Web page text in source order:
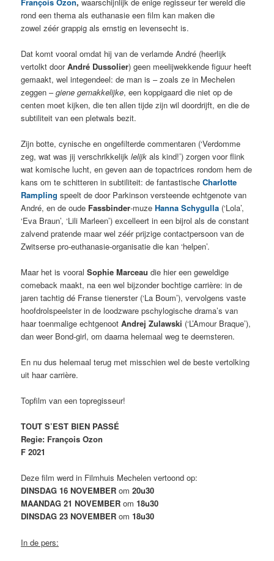
rond een thema als euthanasie een film kan maken die
zowel zéér grappig als ernstig en levensecht is.
Dat komt vooral omdat hij van de verlamde André (heerlijk
vertolkt doorAndré Dussolier) geen meelijwekkende figuur heeft
gemaakt, wel integendeel: de man is – zoals ze in Mechelen
zeggen –giene gemakkelijke, een koppigaard die niet op de
centen moet kijken, die ten allen tijde zijn wil doordrijft, en die de
subtiliteit van een pletwalsbezit.
Zijn botte, cynische en ongefilterde commentaren (‘Verdomme
zeg, wat was jij verschrikkelijk lelijk als kind!’) zorgen voor flink
wat komische lucht, en geven aan de topactrices rondom hem de
kans om te schitteren in subtiliteit: de fantastischeCharlotte
Rampling speelt de door Parkinson versteende echtgenote van
André, en de oude Fassbinder-muzeHanna Schygulla (‘Lola’,
‘Eva Braun’, ‘Lili Marleen’) excelleert in een bijrol als de constant
zalvend pratende maar wel zéér prijzige contactpersoon van de
Zwitserse pro-euthanasie-organisatie die kan ‘helpen’.
Maar het is vooralSophie Marceau die hier een geweldige
comeback maakt, na een wel bijzonder bochtige carrière: in de
jaren tachtig dé Franse tienerster (‘La Boum’), vervolgens vaste
hoofdrolspeelster in de loodzware pschylogische drama’s van
haar toenmalige echtgenootAndrej Zulawski (‘L’Amour Braque’),
dan weer Bond-girl, om daarna helemaal weg te deemsteren.
En nu dus helemaal terug met misschien wel de beste vertolking
uit haar carrière.
Topfilm van een topregisseur!
TOUT S’EST BIEN PASSÉ
Regie: François Ozon
F 2021
Deze film werd in Filmhuis Mechelen vertoond op:
DINSDAG 16 NOVEMBERom 20u30
MAANDAG 21 NOVEMBER om 18u30
DINSDAG 23 NOVEMBER om 18u30
In de pers: